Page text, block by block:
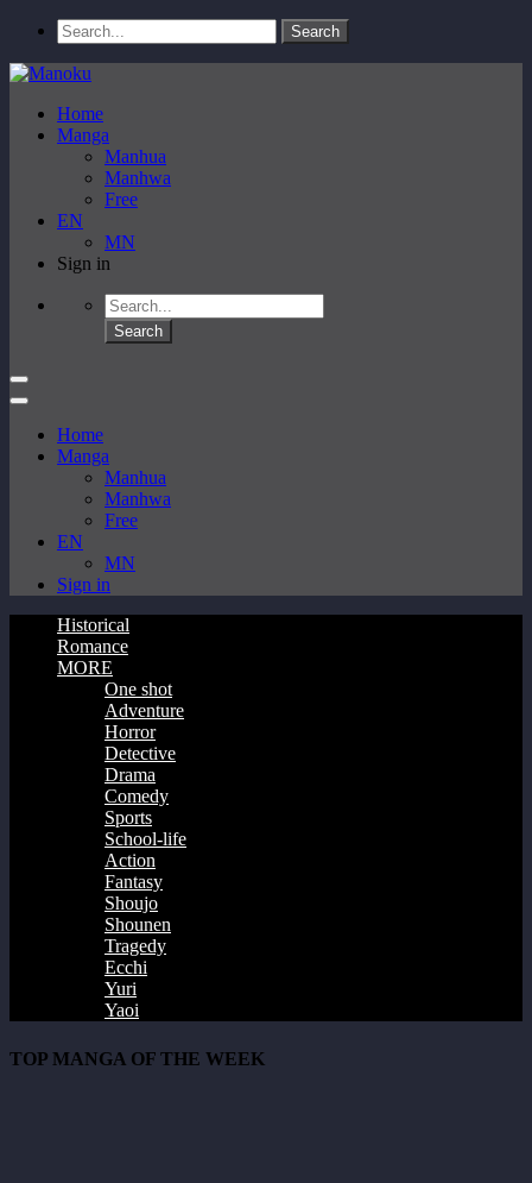
Home
Manga
Manhua
Manhwa
Free
EN
MN
Sign in
Home
Manga
Manhua
Manhwa
Free
EN
MN
Sign in
Historical
Romance
MORE
One shot
Adventure
Horror
Detective
Drama
Comedy
Sports
School-life
Action
Fantasy
Shoujo
Shounen
Tragedy
Ecchi
Yuri
Yaoi
TOP MANGA OF THE WEEK